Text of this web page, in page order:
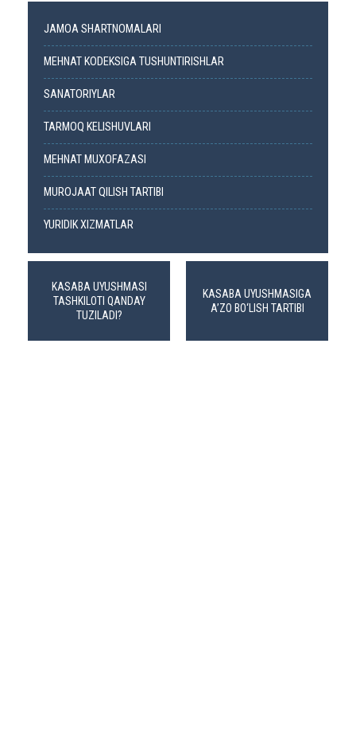
JAMOA SHARTNOMALARI
MEHNAT KODEKSIGA TUSHUNTIRISHLAR
SANATORIYLAR
TARMOQ KELISHUVLARI
MEHNAT MUXOFAZASI
MUROJAAT QILISH TARTIBI
YURIDIK XIZMATLAR
KASABA UYUSHMASI
TASHKILOTI QANDAY
TUZILADI?
KASABA UYUSHMASIGA
A’ZO BO‘LISH TARTIBI